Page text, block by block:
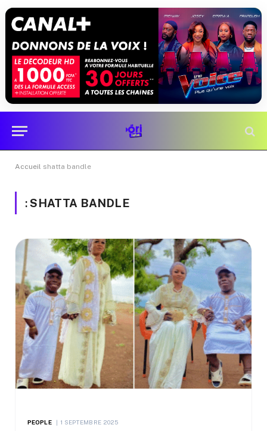
Accueil shatta bandle
:SHATTA BANDLE
PEOPLE 1 SEPTEMBRE 2025